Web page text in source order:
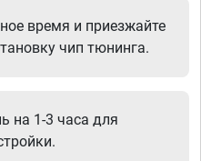
время и приезжайте
чип тюнинга.
на 1-3 часа для